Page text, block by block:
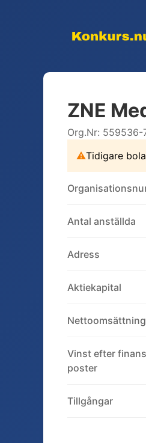
ZNE
Org.Nr: 559536-
⚠Tidigare
Antal anställda
Adress
Aktiekapital
Nettoomsättning
Vinst efter
poster
Tillgångar